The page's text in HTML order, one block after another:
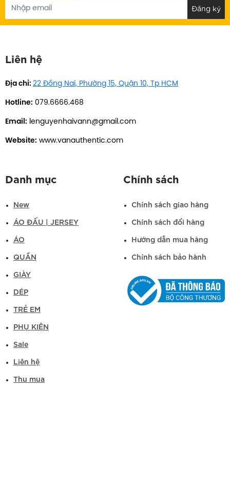
Liên hệ
Địa chỉ: 22 Đồng Nai, Phường 15, Quận 10, Tp HCM
Hotline: 079.6666.468
Email: lenguyenhaivann@gmail.com
Website: www.vanauthentic.com
Danh mục
New
ÁO ĐẤU | JERSEY
ÁO
QUẦN
GIÀY
DÉP
TRẺ EM
PHỤ KIỆN
Sale
Liên hệ
Thu mua
Chính sách
Chính sách giao hàng
Chính sách đổi hàng
Hướng dẫn mua hàng
Chính sách bảo hành